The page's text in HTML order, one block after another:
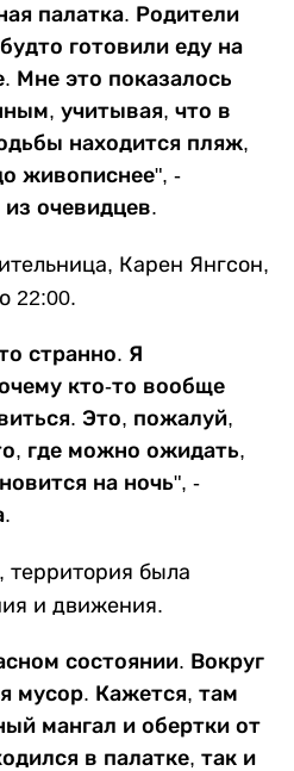
палатка. Родители
готовили еду на
Мне это показалось
учитывая, что в
находится пляж,
живописнее", -
очевидцев.
Карен Янгсон,
22:00.
странно. Я
кто-то вообще
Это, пожалуй,
где можно ожидать,
на ночь", -
была
и движения.
состоянии. Вокруг
мусор. Кажется, там
мангал и обертки от
в палатке, так и